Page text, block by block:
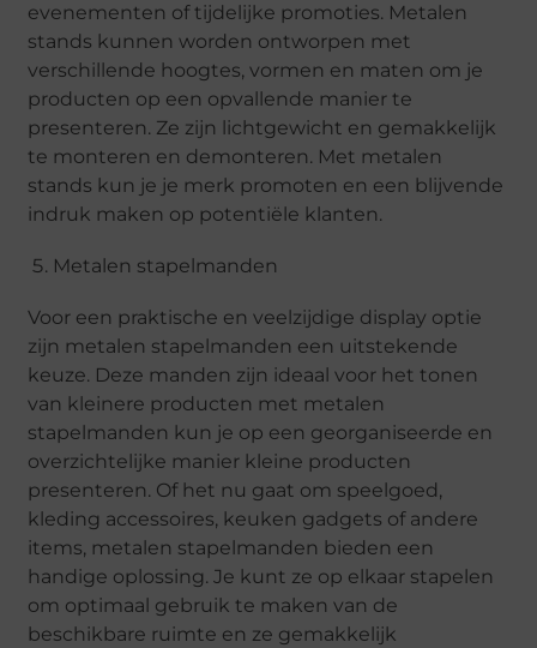
evenementen of tijdelijke promoties. Metalen
stands kunnen worden ontworpen met
verschillende hoogtes, vormen en maten om je
producten op een opvallende manier te
presenteren. Ze zijn lichtgewicht en gemakkelijk
te monteren en demonteren. Met metalen
stands kun je je merk promoten en een blijvende
indruk maken op potentiële klanten.
Metalen stapelmanden
Voor een praktische en veelzijdige display optie
zijn metalen stapelmanden een uitstekende
keuze. Deze manden zijn ideaal voor het tonen
van kleinere producten met metalen
stapelmanden kun je op een georganiseerde en
overzichtelijke manier kleine producten
presenteren. Of het nu gaat om speelgoed,
kleding accessoires, keuken gadgets of andere
items, metalen stapelmanden bieden een
handige oplossing. Je kunt ze op elkaar stapelen
om optimaal gebruik te maken van de
beschikbare ruimte en ze gemakkelijk